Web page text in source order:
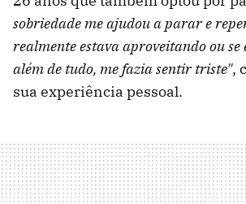
sobriedade me ajudou a parar e
realmente estava aproveitando ou se
além de tudo, me fazia sentir triste",
sua experiência pessoal.